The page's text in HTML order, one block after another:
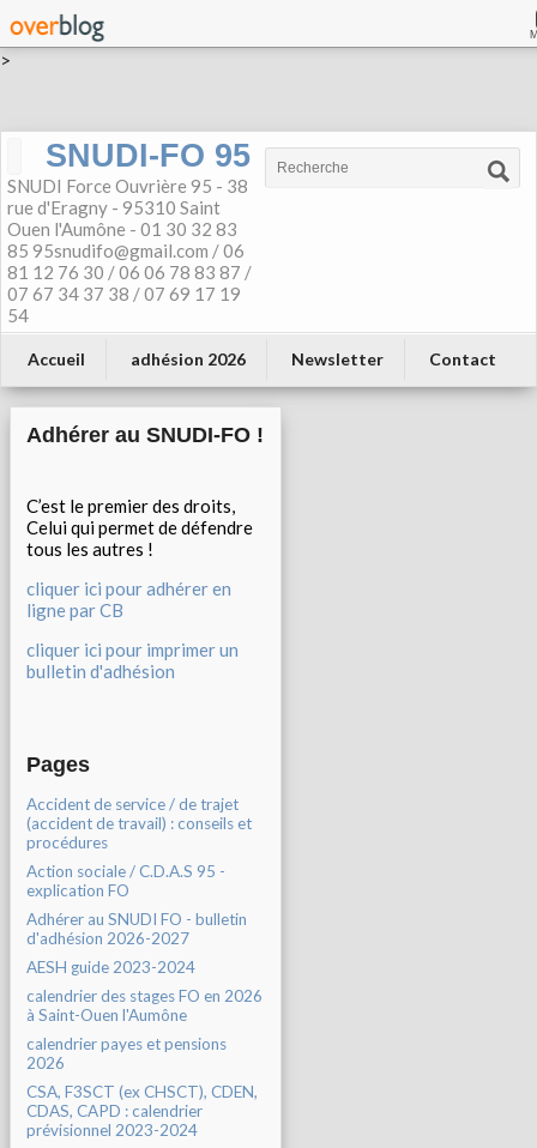
>
SNUDI-FO 95
SNUDI Force Ouvrière 95 - 38
rue d'Eragny - 95310 Saint
Ouen l'Aumône - 01 30 32 83
85 95snudifo@gmail.com / 06
81 12 76 30 / 06 06 78 83 87 /
07 67 34 37 38 / 07 69 17 19
54
Accueil adhésion 2026 Newsletter Contact
Adhérer au SNUDI-FO !
C’est le premier des droits,
Celui qui permet de défendre
tous les autres !
cliquer ici pour adhérer en
ligne par CB
cliquer ici pour imprimer un
bulletin d'adhésion
Pages
Accident de service / de trajet
(accident de travail) : conseils et
procédures
Action sociale / C.D.A.S 95 -
explication FO
Adhérer au SNUDI FO - bulletin
d'adhésion 2026-2027
AESH guide 2023-2024
calendrier des stages FO en 2026
à Saint-Ouen l'Aumône
calendrier payes et pensions
2026
CSA, F3SCT (ex CHSCT), CDEN,
CDAS, CAPD : calendrier
prévisionnel 2023-2024